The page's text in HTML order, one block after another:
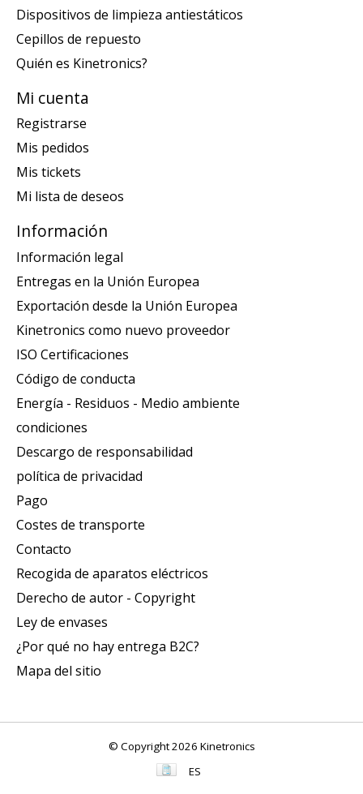
Dispositivos de limpieza antiestáticos
Cepillos de repuesto
Quién es Kinetronics?
Mi cuenta
Registrarse
Mis pedidos
Mis tickets
Mi lista de deseos
Información
Información legal
Entregas en la Unión Europea
Exportación desde la Unión Europea
Kinetronics como nuevo proveedor
ISO Certificaciones
Código de conducta
Energía - Residuos - Medio ambiente
condiciones
Descargo de responsabilidad
política de privacidad
Pago
Costes de transporte
Contacto
Recogida de aparatos eléctricos
Derecho de autor - Copyright
Ley de envases
¿Por qué no hay entrega B2C?
Mapa del sitio
© Copyright 2026 Kinetronics
ES